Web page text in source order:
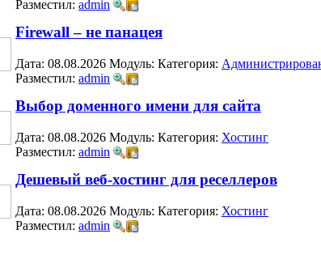
Разместил: admin
Firewall – не панацея
Дата: 08.08.2026 Модуль: Категория:
Разместил: admin
Выбор доменного имени для сайта
Дата: 08.08.2026 Модуль: Категория: Хостинг
Разместил: admin
Дешевый веб-хостинг для реселлеров
Дата: 08.08.2026 Модуль: Категория: Хостинг
Разместил: admin